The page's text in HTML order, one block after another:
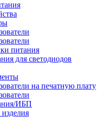
питания
для светодиодов
на печатную плату
ИБП